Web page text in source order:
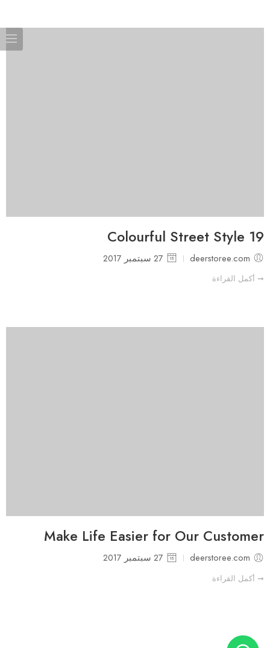
19 Colourful Street Style
deerstoree.com 27 سبتمبر 2017
➞ أكمل القراءة
Make Life Easier for Our Customer
deerstoree.com 27 سبتمبر 2017
➞ أكمل القراءة